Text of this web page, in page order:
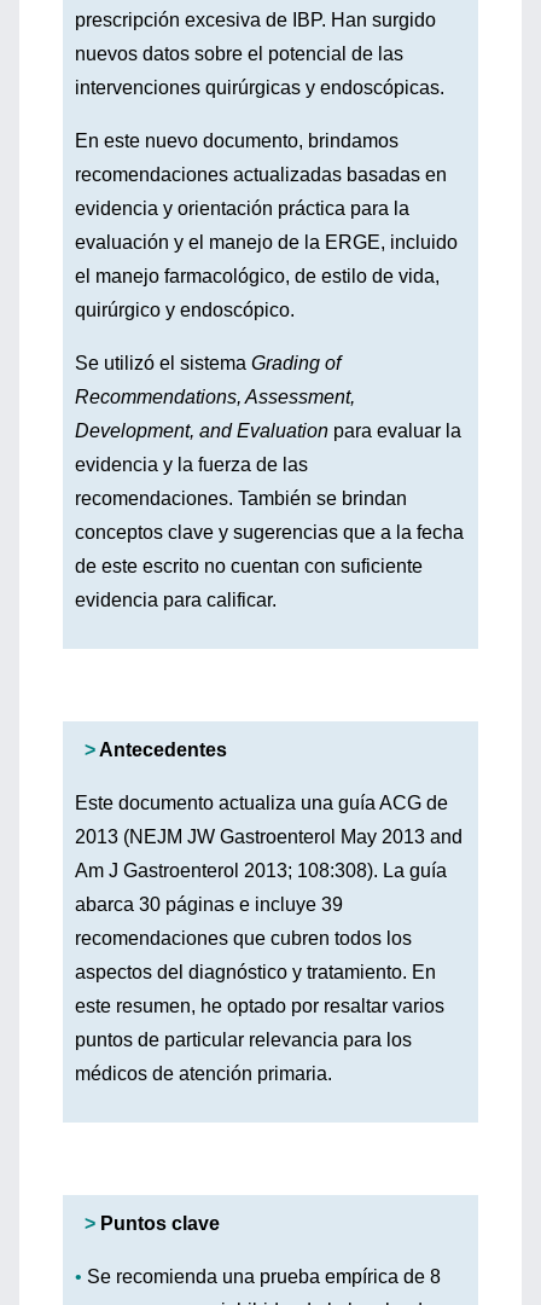
prescripción excesiva de IBP. Han surgido
nuevos datos sobre el potencial de las
intervenciones quirúrgicas y endoscópicas.
En este nuevo documento, brindamos
recomendaciones actualizadas basadas en
evidencia y orientación práctica para la
evaluación y el manejo de la ERGE, incluido
el manejo farmacológico, de estilo de vida,
quirúrgico y endoscópico.
Se utilizó el sistema Grading of
Recommendations, Assessment,
Development, and Evaluation para evaluar la
evidencia y la fuerza de las
recomendaciones. También se brindan
conceptos clave y sugerencias que a la fecha
de este escrito no cuentan con suficiente
evidencia para calificar.
>Antecedentes
Este documento actualiza una guía ACG de
2013 (NEJM JW Gastroenterol May 2013 and
Am J Gastroenterol 2013; 108:308). La guía
abarca 30 páginas e incluye 39
recomendaciones que cubren todos los
aspectos del diagnóstico y tratamiento. En
este resumen, he optado por resaltar varios
puntos de particular relevancia para los
médicos de atención primaria.
> Puntos clave
• Se recomienda una prueba empírica de 8